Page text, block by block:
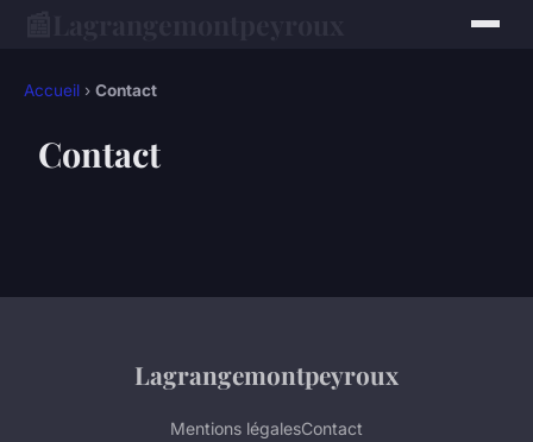
Accueil › Contact
Contact
Lagrangemontpeyroux
Mentions légalesContact